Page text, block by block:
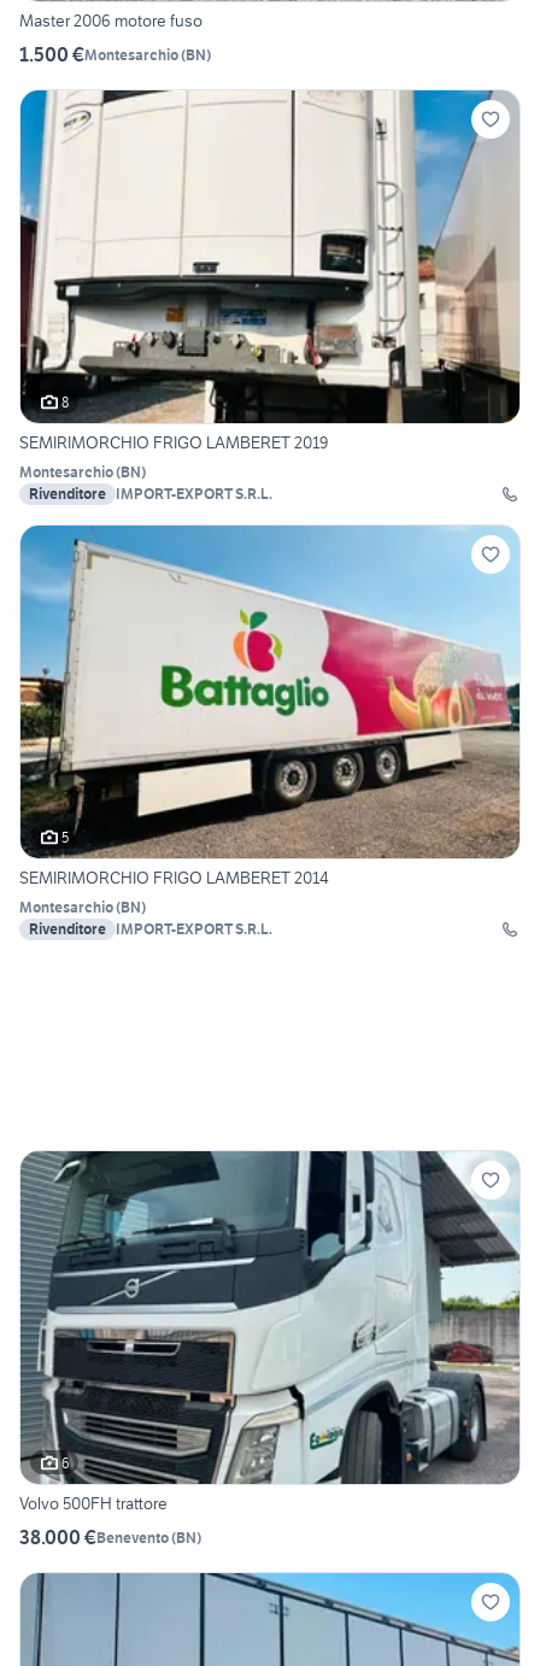
Master 2006 motore fuso
1.500 €Montesarchio(BN)
8
SEMIRIMORCHIO FRIGO LAMBERET 2019
Montesarchio(BN)
Rivenditore IMPORT-EXPORT S.R.L.
5
SEMIRIMORCHIO FRIGO LAMBERET 2014
Montesarchio(BN)
Rivenditore IMPORT-EXPORT S.R.L.
6
Volvo 500FH trattore
38.000 €Benevento(BN)